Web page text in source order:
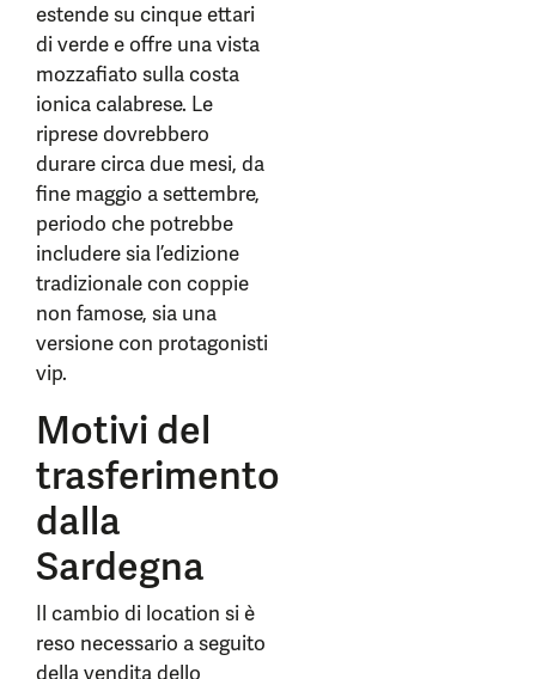
estende su cinque ettari
di verde e offre una vista
mozzafiato sulla costa
ionica calabrese. Le
riprese dovrebbero
durare circa due mesi, da
fine maggio a settembre,
periodo che potrebbe
includere sia l’edizione
tradizionale con coppie
non famose, sia una
versione con protagonisti
vip.
Motivi del
trasferimento
dalla
Sardegna
Il cambio di location si è
reso necessario a seguito
della vendita dello